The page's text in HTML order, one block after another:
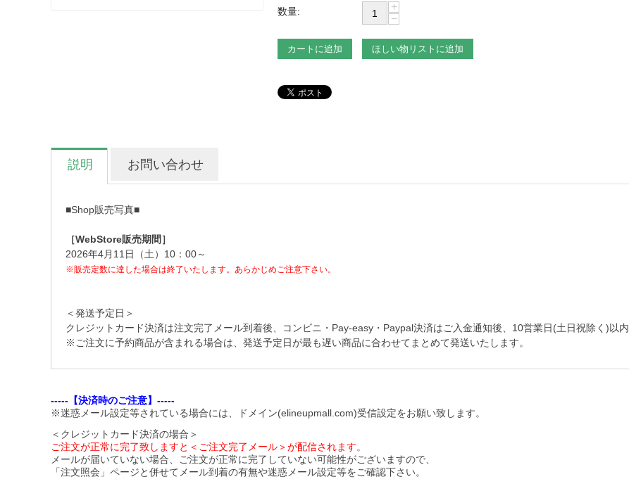
数量:
+
−
カートに追加 ほしい物リストに追加
説明 お問い合わせ
■Shop販売写真■
［WebStore販売期間］
2026年4月11日（土）10：00～
※販売定数に達した場合は終了いたします。あらかじめご注意下さい。
＜発送予定日＞
クレジットカード決済は注文完了メール到着後、コンビニ・Pay-easy・Paypal決済はご入金通知後、10営業日(土日祝除く)以内
※ご注文に予約商品が含まれる場合は、発送予定日が最も遅い商品に合わせてまとめて発送いたします。
-----【決済時のご注意】-----
※迷惑メール設定等されている場合には、ドメイン(elineupmall.com)受信設定をお願い致します。
＜クレジットカード決済の場合＞
ご注文が正常に完了致しますと＜ご注文完了メール＞が配信されます。
メールが届いていない場合、ご注文が正常に完了していない可能性がございますので、
「注文照会」ページと併せてメール到着の有無や迷惑メール設定等をご確認下さい。